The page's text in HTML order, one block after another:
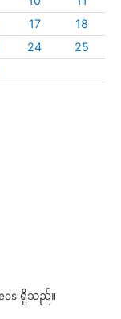
17
18
24 25
ရှိသည်။